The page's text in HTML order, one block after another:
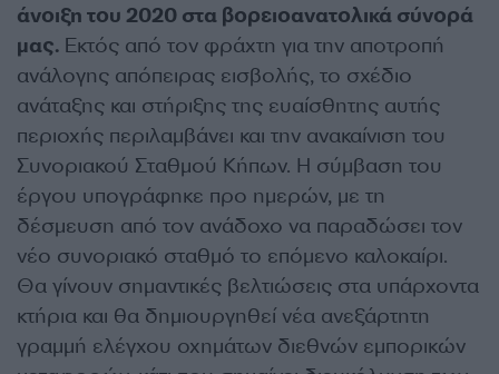
άνοιξη του 2020 στα βορειοανατολικά σύνορά
μας. Εκτός από τον φράχτη για την αποτροπή
ανάλογης απόπειρας εισβολής, το σχέδιο
ανάταξης και στήριξης της ευαίσθητης αυτής
περιοχής περιλαμβάνει και την ανακαίνιση του
Συνοριακού Σταθμού Κήπων. Η σύμβαση του
έργου υπογράφηκε προ ημερών, με τη
δέσμευση από τον ανάδοχο να παραδώσει τον
νέο συνοριακό σταθμό το επόμενο καλοκαίρι.
Θα γίνουν σημαντικές βελτιώσεις στα υπάρχοντα
κτήρια και θα δημιουργηθεί νέα ανεξάρτητη
γραμμή ελέγχου οχημάτων διεθνών εμπορικών